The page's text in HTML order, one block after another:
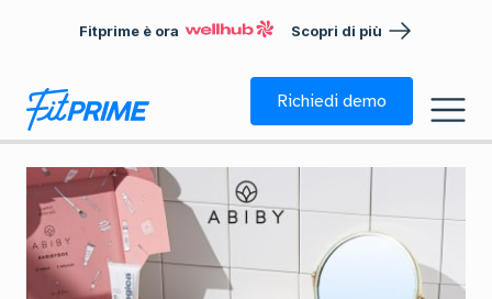
Fitprime è ora Scopri di più
Richiedi demo